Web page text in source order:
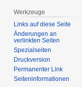
Werkzeuge
Links auf diese Seite
Änderungen an
verlinkten Seiten
Spezialseiten
Druckversion
Permanenter Link
Seiten­informationen